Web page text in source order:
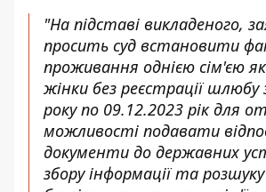
"На підставі викладеного,
просить суд встановити
проживання однією сім'єю
жінки без реєстрації шлюбу
року по 09.12.2023 рік для
можливості подавати
документи до державних
збору інформації та